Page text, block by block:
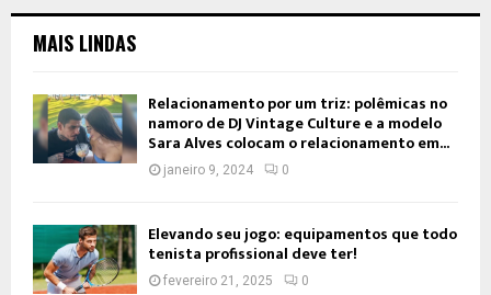
MAIS LINDAS
Relacionamento por um triz: polêmicas no
namoro de DJ Vintage Culture e a modelo
Sara Alves colocam o relacionamento em...
janeiro 9, 2024 0
Elevando seu jogo: equipamentos que todo
tenista profissional deve ter!
fevereiro 21, 2025 0